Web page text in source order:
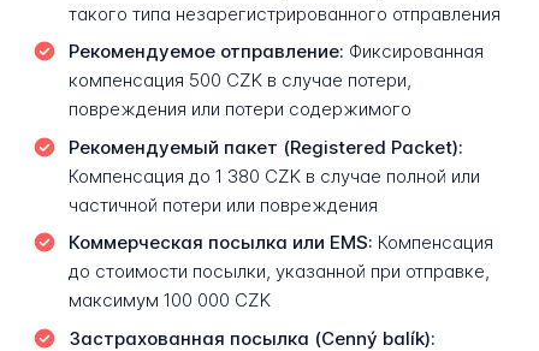
такого типа незарегистрированного отправления
Рекомендуемое отправление: Фиксированная
компенсация 500 CZK в случае потери,
повреждения или потери содержимого
Рекомендуемый пакет (Registered Packet):
Компенсация до 1 380 CZK в случае полной или
частичной потери или повреждения
Коммерческая посылка или EMS: Компенсация
до стоимости посылки, указанной при отправке,
максимум 100 000 CZK
Застрахованная посылка (Cenný balík):